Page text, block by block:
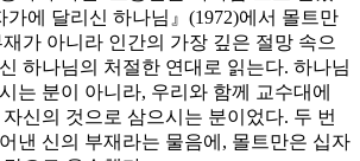
가에 달리신 하나님』(1972)에서 몰트만
가 아니라 인간의 가장 깊은 절망 속으
하나님의 처절한 연대로 읽는다. 하나님
는 분이 아니라, 우리와 함께 교수대에
신의 것으로 삼으시는 분이었다. 두 번
낸 신의 부재라는 물음에, 몰트만은 십자